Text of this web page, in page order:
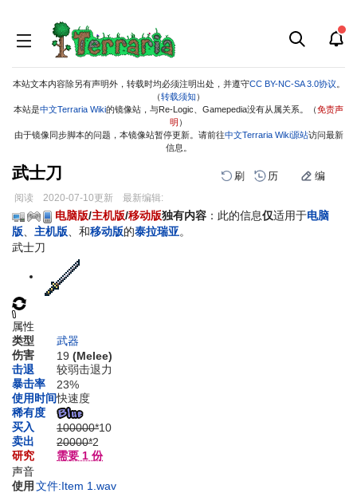
本站文本内容除另有声明外，转载时均必须注明出处，并遵守CC BY-NC-SA 3.0协议
（转载须知 ）
本站是中文Terraria Wiki的镜像站，与Re-Logic、Gamepedia没有从属关系。（免责声
明 ）
由于镜像同步脚本的问题，本镜像站暂停更新。请前往中文Terraria Wiki源站访问最新
信息。
武士刀 刷 历 编
阅读 2020-07-10更新 最新编辑:
跳
到
导
跳
到
搜
电脑版/主机版/移动版独有内容 ：此的信息仅适用于电脑
版、 主机版、和移动版的泰拉瑞亚。
武士刀
属性
类型
武器
伤害
19 (Melee)
击退
较弱击退力
暴击率
23%
使用时间快速度
稀有度
买入
100000*10
卖出
20000*2
研究
需要 1 份
声音
使用 文件:Item 1.wav